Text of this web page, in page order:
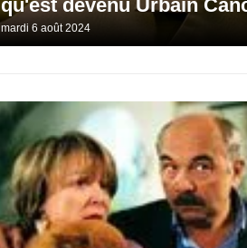
qu'est devenu Urbain
mardi 6 août 2024